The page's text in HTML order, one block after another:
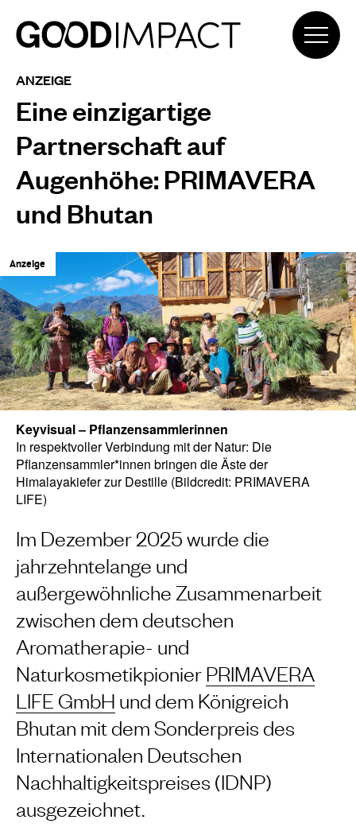
ANZEIGE
Eine einzigartige
Partnerschaft auf
Augenhöhe: PRIMAVERA
und Bhutan
Anzeige
Im Dezember 2025 wurde die
jahrzehntelange und
außergewöhnliche Zusammenarbeit
zwischen dem deutschen
Aromatherapie- und
NaturkosmetikpionierPRIMAVERA
LIFE GmbH und dem Königreich
Bhutan mit dem Sonderpreis des
Internationalen Deutschen
Nachhaltigkeitspreises (IDNP)
ausgezeichnet.
Keyvisual – Pflanzensammlerinnen
In respektvoller Verbindung mit der Natur: Die
Pflanzensammler*innen bringen die Äste der
Himalayakiefer zur Destille (Bildcredit: PRIMAVERA
LIFE)